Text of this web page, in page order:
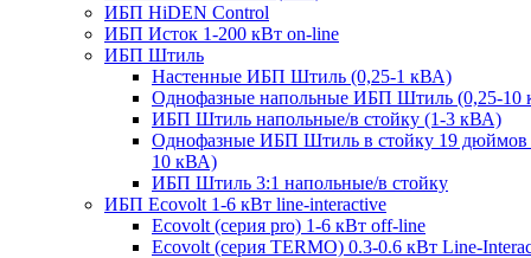
ИБП HiDEN Control
ИБП Исток 1-200 кВт on-line
ИБП Штиль
Настенные ИБП Штиль (0,25-1 кВА)
Однофазные напольные ИБП Штиль (0,25-10
ИБП Штиль напольные/в стойку (1-3 кВА)
Однофазные ИБП Штиль в стойку 19 дюймов
10 кВА)
ИБП Штиль 3:1 напольные/в стойку
ИБП Ecovolt 1-6 кВт line-interactive
Ecovolt (серия pro) 1-6 кВт off-line
Ecovolt (серия TERMO) 0.3-0.6 кВт Line-